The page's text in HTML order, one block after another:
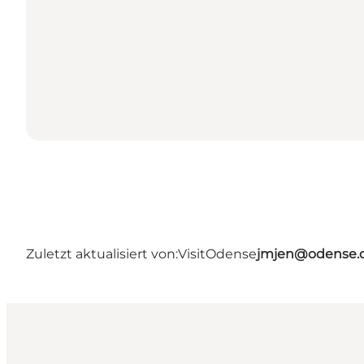
Zuletzt aktualisiert von:VisitOdense